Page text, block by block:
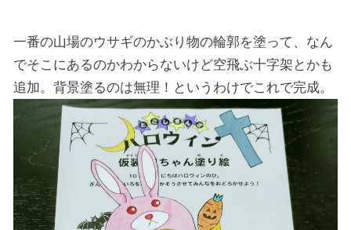
一番の山場のウサギのかぶり物の輪郭を塗って、なん
でそこにあるのかわからないけど空飛ぶ十字架とかも
追加。背景塗るのは無理！というわけでこれで完成。